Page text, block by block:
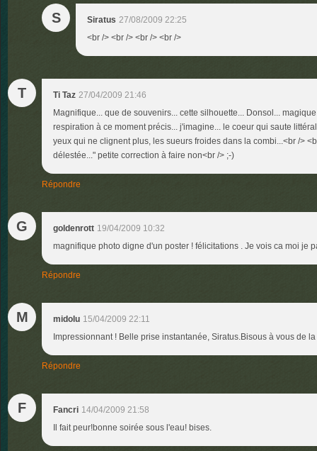
S Siratus 27/08/2009 22:25
<br /> <br /> <br /> <br />
T Ti Taz 27/04/2009 21:46
Magnifique... que de souvenirs... cette silhouette... Donsol...
respiration à ce moment précis... j'imagine... le coeur qui saute
yeux qui ne clignent plus, les sueurs froides dans la combi...<br />
délestée..." petite correction à faire non<br /> ;-)
Répondre
G goldenrott 19/04/2009 10:32
magnifique photo digne d'un poster ! félicitations . Je vois ca moi je
Répondre
M midolu 15/04/2009 22:11
Impressionnant ! Belle prise instantanée, Siratus.Bisous à vous de
Répondre
F Fancri 14/04/2009 21:58
Il fait peur!bonne soirée sous l'eau! bises.